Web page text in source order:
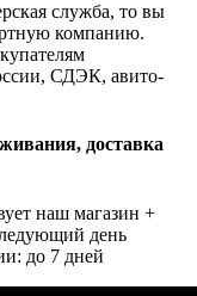
служба, то вы
компанию.
СДЭК, авито-
доставка
наш магазин +
день
до 7 дней